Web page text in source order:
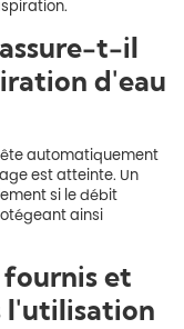
t-il
d'eau
automatiquement
est atteinte. Un
si le débit
ainsi
fournis et